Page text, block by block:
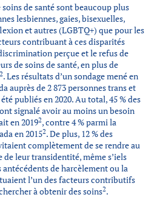
de santé sont beaucoup plus
lesbiennes, gaies, bisexuelles,
et autres (LGBTQ+) que pour les
contribuant à ces disparités
perçue et le refus de
de soins de santé, en plus de
2. Les résultats d’un sondage mené en
auprès de 2 873 personnes trans et
publiés en 2020. Au total, 45 % des
signalé avoir au moins un besoin
en 20192, contre 4 % parmi la
en 20152. De plus, 12 % des
complètement de se rendre au
de leur transidentité, même s’iels
antécédents de harcèlement ou la
l’un des facteurs contributifs
à obtenir des soins2.